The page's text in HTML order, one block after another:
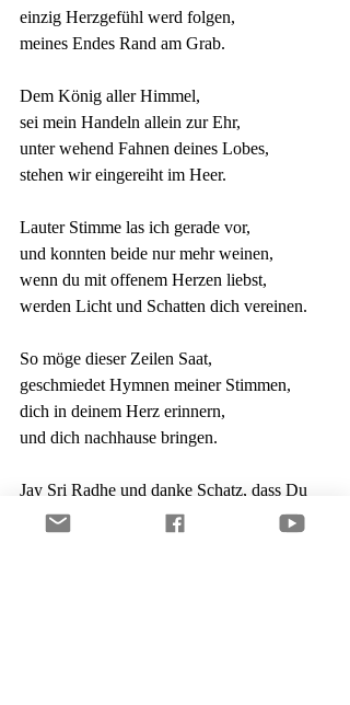
einzig Herzgefühl werd folgen,
meines Endes Rand am Grab.
Dem König aller Himmel,
sei mein Handeln allein zur Ehr,
unter wehend Fahnen deines Lobes,
stehen wir eingereiht im Heer.
Lauter Stimme las ich gerade vor,
und konnten beide nur mehr weinen,
wenn du mit offenem Herzen liebst,
werden Licht und Schatten dich vereinen.
So möge dieser Zeilen Saat,
geschmiedet Hymnen meiner Stimmen,
dich in deinem Herz erinnern,
und dich nachhause bringen.
Jay Sri Radhe und danke Schatz, dass Du
da bist.